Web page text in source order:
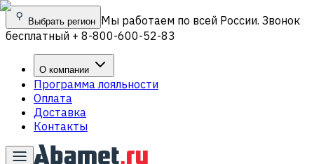
Выбрать регион Мы работаем по всей России. Звонок
бесплатный + 8-800-600-52-83
О компании
Программа лояльности
Оплата
Доставка
Контакты